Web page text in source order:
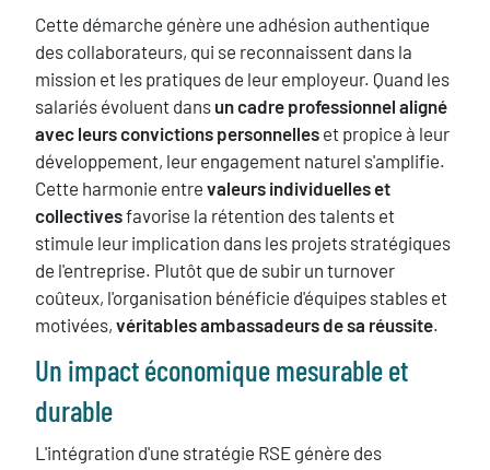
Cette démarche génère une adhésion authentique
des collaborateurs, qui se reconnaissent dans la
mission et les pratiques de leur employeur. Quand les
salariés évoluent dans un cadre professionnel aligné
avec leurs convictions personnelles et propice à leur
développement, leur engagement naturel s'amplifie.
Cette harmonie entre valeurs individuelles et
collectivesfavorise la rétention des talents et
stimule leur implication dans les projets stratégiques
de l'entreprise. Plutôt que de subir un turnover
coûteux, l'organisation bénéficie d'équipes stables et
motivées, véritables ambassadeurs de sa réussite.
Un impact économique mesurable et
durable
L'intégration d'une stratégie RSE génère des